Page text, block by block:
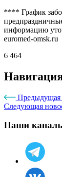
**** График
информацию
euromed-omsk.ru
6 464
Предыдущая
Следующая
Наши